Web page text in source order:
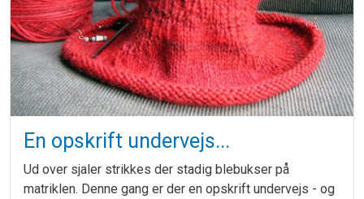
En opskrift undervejs...
Ud over sjaler strikkes der stadig blebukser på
matriklen. Denne gang er der en opskrift undervejs - og